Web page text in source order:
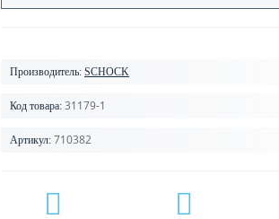
Производитель: SCHOCK
Код товара: 31179-1
Артикул: 710382